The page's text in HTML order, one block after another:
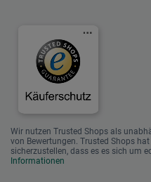
Wir nutzen Trusted Shops als
von Bewertungen. Trusted Shops
sicherzustellen, dass es es sich um
Informationen